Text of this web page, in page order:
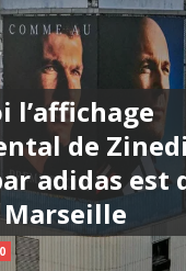
l’affichage
de
adidas est
0